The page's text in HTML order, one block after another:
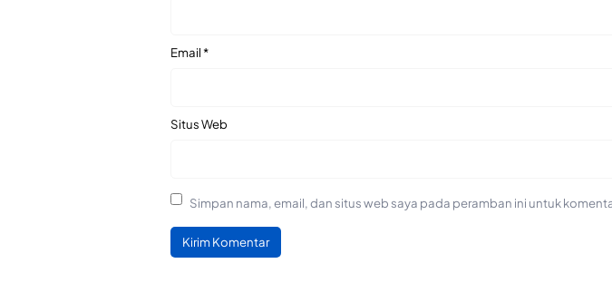
Email*
Situs Web
Simpan nama, email, dan situs web saya pada peramban ini untuk